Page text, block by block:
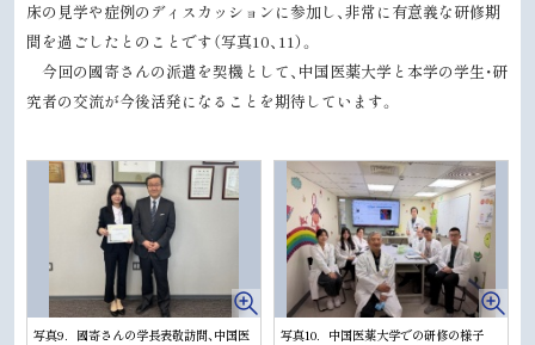
床の見学や症例のディスカッションに参加し、非常に有意義な研修期
間を過ごしたとのことです（写真10、11）。
今回の國寄さんの派遣を契機として、中国医薬大学と本学の学生・研
究者の交流が今後活発になることを期待しています。
写真9．國寄さんの学長表敬訪問、中国医
写真10．中国医薬大学での研修の様子